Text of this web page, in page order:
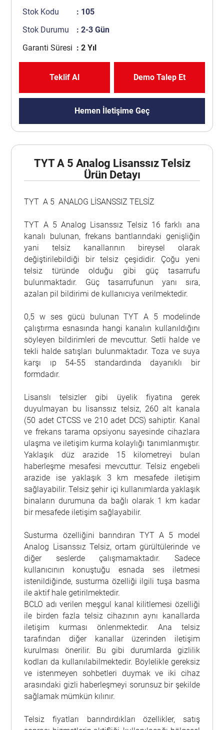
Stok Kodu
: 105
Stok Durumu
: 2-3 Gün
Garanti Süresi : 2 Yıl
Teklif Al Demo Talep Et
Hemen İletişime Geç
TYT A 5 Analog Lisanssız Telsiz
Ürün Detayı
TYT A 5 ANALOG LİSANSSIZ TELSİZ
TYT A 5 Analog Lisanssız Telsiz 16 farklı ana
kanalı bulunan, frekans bantlarındaki genişliğin
yani telsiz kanallarının bireysel olarak
değiştirilebildiği bir telsiz çeşididir. Çoğu yeni
telsiz türünde olduğu gibi güç tasarrufu
bulunmaktadır. Güç tasarrufunun yanı sıra,
azalan pil bildirimi de kullanıcıya verilmektedir.
0,5 w ses gücü bulunan TYT A 5 modelinde
çalıştırma esnasında hangi kanalın kullanıldığını
söyleyen bildirimleri de mevcuttur. Setli halde ve
tekli halde satışları bulunmaktadır. Toza ve suya
karşı ıp 54-55 standardında dayanıklı bir
formdadır.
Lisanslı telsizler gibi üyelik fiyatına gerek
duyulmayan bu lisanssız telsiz, 260 alt kanala
(50 adet CTCSS ve 210 adet DCS) sahiptir. Kanal
ve frekans tarama opsiyonu sayesinde cihazlara
ulaşma ve iletişim kurma kolaylığı tanımlanmıştır.
Yaklaşık düz arazide 15 kilometreyi bulan
haberleşme mesafesi mevcuttur. Telsiz engebeli
arazide ise yaklaşık 3 km mesafede iletişim
sağlayabilir. Telsiz şehir içi kullanımlarda yaklaşık
binaların durumuna da bağlı olarak 1 km kadar
bir mesafede iletişim sağlayabilir.
Susturma özelliğini barındıran TYT A 5 model
Analog Lisanssız Telsiz, ortam gürültülerinde ve
diğer seslerde çalışmamaktadır. Sadece
kullanıcının konuştuğu esnada ses iletmesi
istenildiğinde, susturma özelliği ilgili tuşa basma
ile aktif hale getirilmektedir.
BCLO adı verilen meşgul kanal kilitlemesi özelliği
ile birden fazla telsiz cihazının aynı kanallarda
iletişim kurması önlenmektedir. Ana telsiz
tarafından diğer kanallar üzerinden iletişim
kurulması önerilir. Bu gibi durumlarda gizlilik
kodları da kullanılabilmektedir. Böylelikle gereksiz
ve istenmeyen sohbetleri duymak ve iki cihaz
arasındaki gizli haberleşmeyi sorunsuz bir şekilde
sağlamak mümkün kılınır.
Telsiz fiyatları barındırdıkları özellikler, satış